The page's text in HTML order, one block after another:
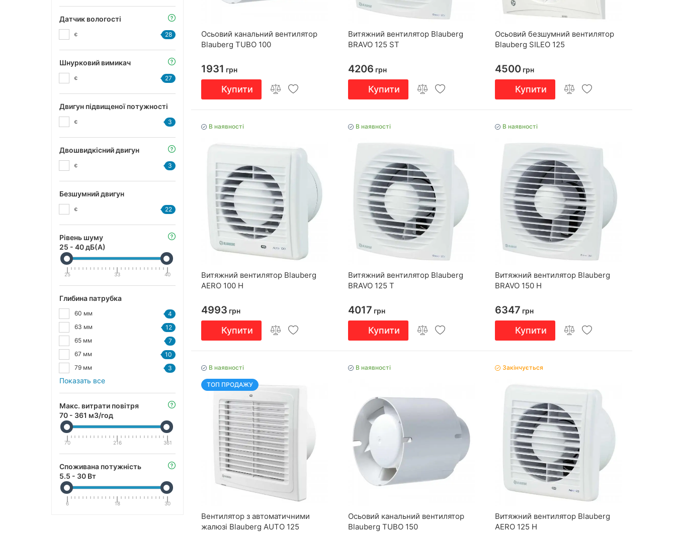
Датчик вологості
є 28
Шнурковий вимикач
є 27
Двигун підвищеної потужності
є 3
Двошвидкісний двигун
є 3
Безшумний двигун
є 22
Рівень шуму
25 - 40дБ(А)
25 33 40
Глибина патрубка
60 мм
4
63 мм
12
65 мм
7
67 мм
10
79 мм
3
Показать все
Макс. витрати повітря
70 - 361 мЗ/год
70 216 361
Споживана потужність
5.5 - 30 Вт
6 18 30
Осьовий канальний вентилятор
Blauberg TUBO 100
1931 грн
Купити
Витяжний вентилятор Blauberg
BRAVO 125 ST
4206 грн
Купити
Осьовий безшумний вентилятор
Blauberg SILEO 125
4500 грн
Купити
В наявності
Витяжний вентилятор Blauberg
AERO 100 H
4993 грн
Купити
В наявності
Витяжний вентилятор Blauberg
BRAVO 125 T
4017 грн
Купити
В наявності
Витяжний вентилятор Blauberg
BRAVO 150 H
6347 грн
Купити
В наявності
ТОП ПРОДАЖУ
Вентилятор з автоматичними
жалюзі Blauberg AUTO 125
В наявності
Осьовий канальний вентилятор
Blauberg TUBO 150
Закінчується
Витяжний вентилятор Blauberg
AERO 125 H